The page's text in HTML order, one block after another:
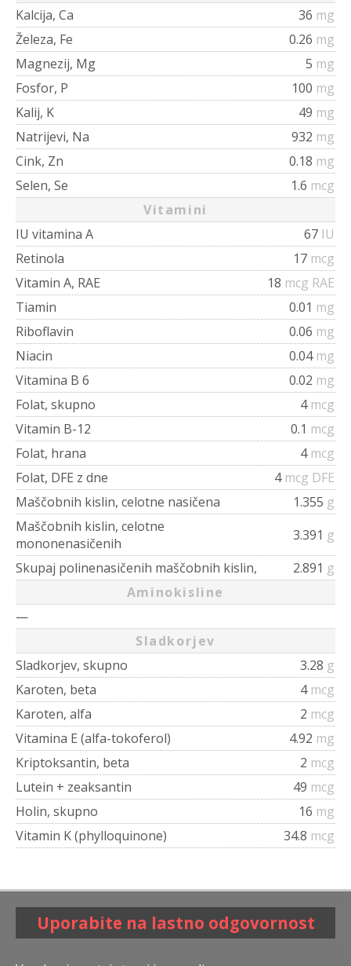
Kalcija, Ca
36 mg
Železa, Fe
0.26 mg
Magnezij, Mg
5 mg
Fosfor, P
100 mg
Kalij, K
49 mg
Natrijevi, Na
932 mg
Cink, Zn
0.18 mg
Selen, Se
1.6 mcg
Vitamini
IU vitamina A
67 IU
Retinola
17 mcg
Vitamin A, RAE
18 mcg RAE
Tiamin
0.01 mg
Riboflavin
0.06 mg
Niacin
0.04 mg
Vitamina B 6
0.02 mg
Folat, skupno
4 mcg
Vitamin B-12
0.1 mcg
Folat, hrana
4 mcg
Folat, DFE z dne
4 mcg DFE
Maščobnih kislin, celotne nasičena
1.355 g
Maščobnih kislin, celotne
mononenasičenih
3.391 g
Skupaj polinenasičenih maščobnih kislin,
2.891 g
Aminokisline
—
Sladkorjev
Sladkorjev, skupno
3.28 g
Karoten, beta
4 mcg
Karoten, alfa
2 mcg
Vitamina E (alfa-tokoferol)
4.92 mg
Kriptoksantin, beta
2 mcg
Lutein + zeaksantin
49 mcg
Holin, skupno
16 mg
Vitamin K (phylloquinone)
34.8 mcg
Uporabite na lastno odgovornost